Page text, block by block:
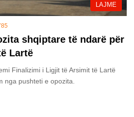
LAJME
shqiptare të ndarë për
Lartë
Finalizimi i Ligjit të Arsimit të Lartë
nga pushteti e opozita.